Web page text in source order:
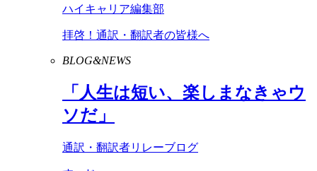
ハイキャリア編集部
拝啓！通訳・翻訳者の皆様へ
BLOG&NEWS
「人生は短い、楽しまなきゃウ
ソだ」
通訳・翻訳者リレーブログ